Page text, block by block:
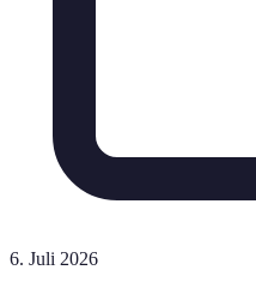
6. Juli 2026